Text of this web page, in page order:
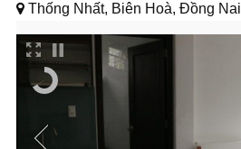
Thống Nhất, Biên Hoà, Đồng Nai